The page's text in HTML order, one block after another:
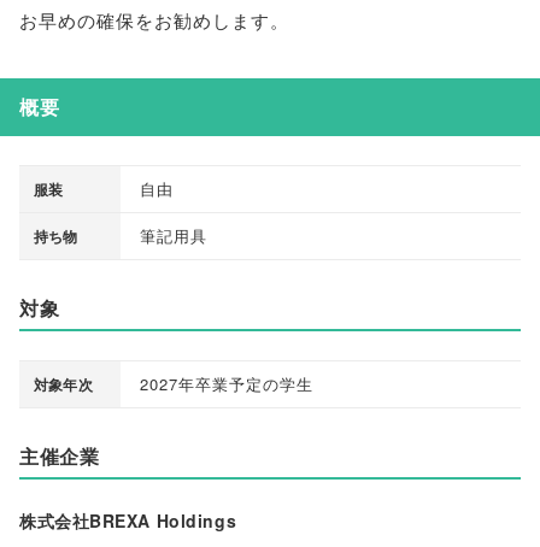
お早めの確保をお勧めします。
概要
服装 自由
持ち物 筆記用具
対象
対象年次 2027年卒業予定の学生
主催企業
株式会社BREXA Holdings